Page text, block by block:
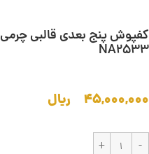
NA2533
۴۵,۰۰۰,۰۰۰ ریال